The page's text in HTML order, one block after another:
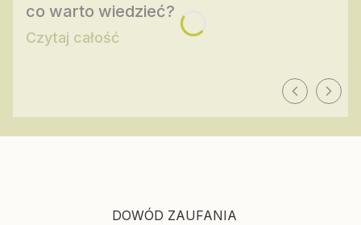
co warto wiedzieć?
Czytaj całość
DOWÓD ZAUFANIA